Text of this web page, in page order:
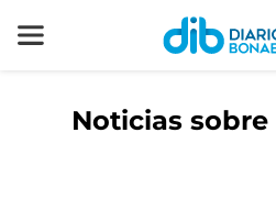
Noticias sobre